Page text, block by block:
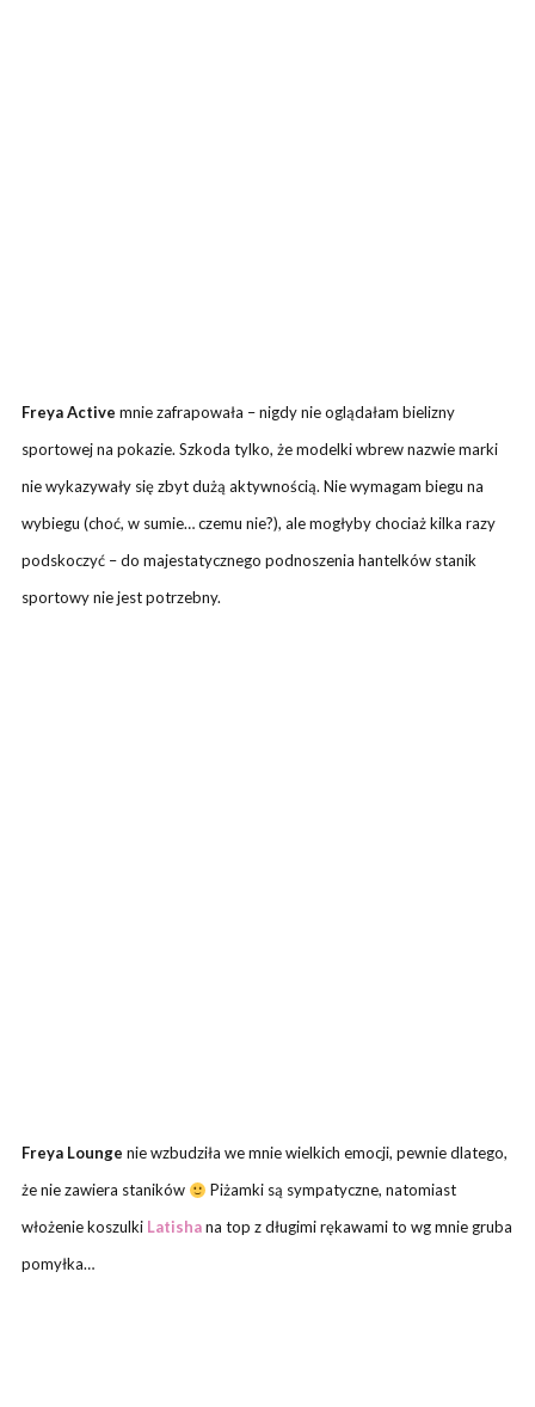
Freya Active mnie zafrapowała – nigdy nie oglądałam bielizny
sportowej na pokazie. Szkoda tylko, że modelki wbrew nazwie marki
nie wykazywały się zbyt dużą aktywnością. Nie wymagam biegu na
wybiegu (choć, w sumie… czemu nie?), ale mogłyby chociaż kilka razy
podskoczyć – do majestatycznego podnoszenia hantelków stanik
sportowy nie jest potrzebny.
Freya Lounge nie wzbudziła we mnie wielkich emocji, pewnie dlatego,
że nie zawiera staników
Piżamki są sympatyczne, natomiast
włożenie koszulki Latishana top z długimi rękawami to wg mnie gruba
pomyłka…